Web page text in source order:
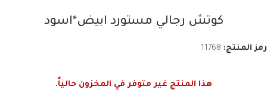
كوتش رجالي مستورد ابيض*اسود
رمز المنتج: 11768
هذا المنتج غير متوفر في المخزون حالياً.